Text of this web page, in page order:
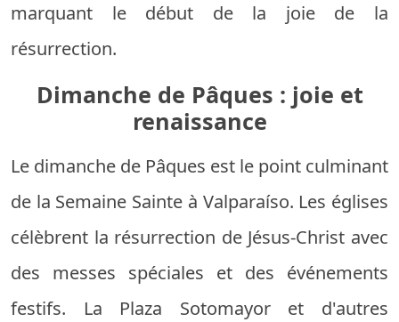
marquant le début de la joie de la
résurrection.
Dimanche de Pâques : joie et
renaissance
Le dimanche de Pâques est le point culminant
de la Semaine Sainte à Valparaíso. Les églises
célèbrent la résurrection de Jésus-Christ avec
des messes spéciales et des événements
festifs. La Plaza Sotomayor et d'autres